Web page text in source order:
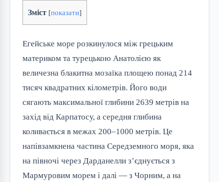
Зміст [показати]
Егейське море розкинулося між грецьким
материком та турецькою Анатолією як
величезна блакитна мозаїка площею понад 214
тисяч квадратних кілометрів. Його води
сягають максимальної глибини 2639 метрів на
захід від Карпатосу, а середня глибина
коливається в межах 200–1000 метрів. Це
напівзамкнена частина Середземного моря, яка
на півночі через Дарданелли з’єднується з
Мармуровим морем і далі — з Чорним, а на